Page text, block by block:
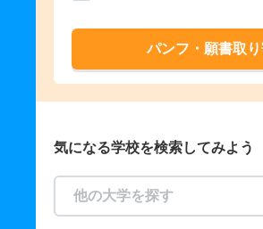
パンフ・願書取
気になる学校を検索してみよう